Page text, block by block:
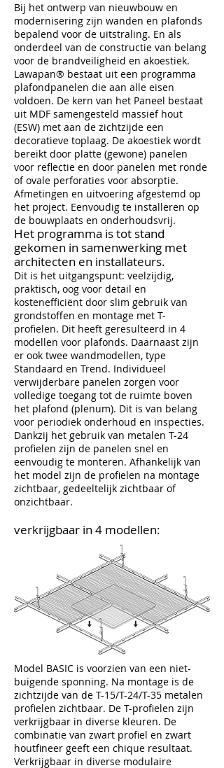
Bij het ontwerp van nieuwbouw en
modernisering zijn wanden en plafonds
bepalend voor de uitstraling. En als
onderdeel van de constructie van belang
voor de brandveiligheid en akoestiek.
Lawapan® bestaat uit een programma
plafondpanelen die aan alle eisen
voldoen. De kern van het Paneel bestaat
uit MDF samengesteld massief hout
(ESW) met aan de zichtzijde een
decoratieve toplaag. De akoestiek wordt
bereikt door platte (gewone) panelen
voor reflectie en door panelen met ronde
of ovale perforaties voor absorptie.
Afmetingen en uitvoering afgestemd op
het project. Eenvoudig te installeren op
de bouwplaats en onderhoudsvrij.
Het programma is tot stand
gekomen in samenwerking met
architecten en installateurs.
Dit is het uitgangspunt: veelzijdig,
praktisch, oog voor detail en
kostenefficiënt door slim gebruik van
grondstoffen en montage met T-
profielen. Dit heeft geresulteerd in 4
modellen voor plafonds. Daarnaast zijn
er ook twee wandmodellen, type
Standaard en Trend. Individueel
verwijderbare panelen zorgen voor
volledige toegang tot de ruimte boven
het plafond (plenum). Dit is van belang
voor periodiek onderhoud en inspecties.
Dankzij het gebruik van metalen T-24
profielen zijn de panelen snel en
eenvoudig te monteren. Afhankelijk van
het model zijn de profielen na montage
zichtbaar, gedeeltelijk zichtbaar of
onzichtbaar.
verkrijgbaar in 4 modellen:
Model BASIC is voorzien van een niet-
buigende sponning. Na montage is de
zichtzijde van de T-15/T-24/T-35 metalen
profielen zichtbaar. De T-profielen zijn
verkrijgbaar in diverse kleuren. De
combinatie van zwart profiel en zwart
houtfineer geeft een chique resultaat.
Verkrijgbaar in diverse modulaire